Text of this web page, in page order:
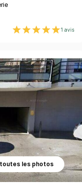
1 avis
les photos